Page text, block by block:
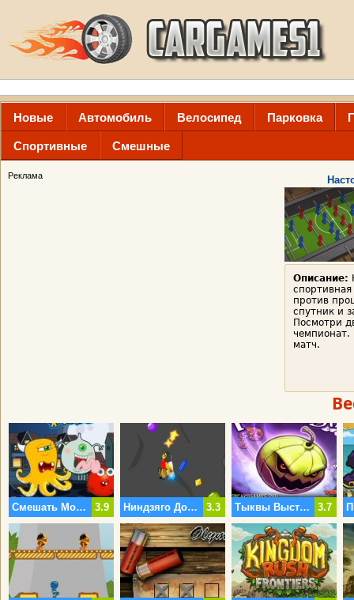
Новые Автомобиль Велосипед Парковка
Спортивные Смешные
Реклама
Описание:
спортивная
против
спутник и
Посмотри
матч.
3.9
Смешать Монстра 3.3
Ниндзяго До Драгоценных Камней 3.7
Тыквы Выстрел